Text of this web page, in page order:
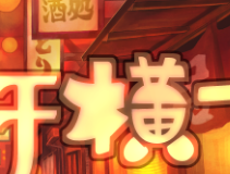
コ
ン
テ
ン
ツ
へ
ス
キ
ッ
プ
Skip
to
CUSTOM_HTML-
11
Skip
to
CUSTOM_HTML-
13
Skip
to
RECENT-
POST-
GROUPBY-
CAT-
3
Skip
to
TEXT-
12
Skip
to
TEXT-
14